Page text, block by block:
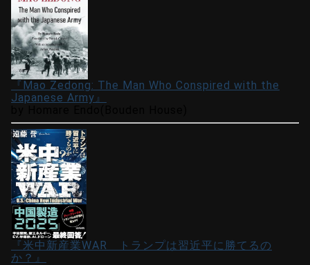
『Mao Zedong: The Man Who Conspired with the
Japanese Army』
『米中新産業WAR トランプは習近平に勝てるの
か？』